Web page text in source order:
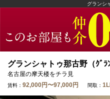
グランシ
グランシャトゥ那古野（ｸﾞﾗﾝ
名古屋の摩天楼をチラ見
賃料： 92,000円〜97,000円 間取：